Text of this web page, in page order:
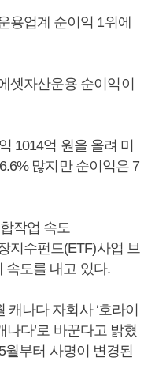
용업계 순이익 1위에
셋자산운용 순이익이
1014억 원을 올려 미
많지만 순이익은 7
작업 속도
지수펀드(ETF)사업 브
속도를 내고 있다.
나다 자회사 ‘호라이
나다’로 바꾼다고 밝혔
월부터 사명이 변경된